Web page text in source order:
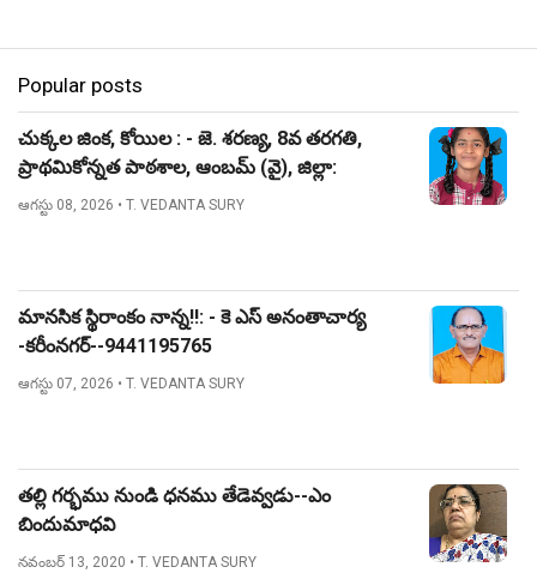
Popular posts
చుక్కల జింక, కోయిల : - జె. శరణ్య, 8వ తరగతి,
ప్రాథమికోన్నత పాఠశాల, ఆంబమ్ (వై), జిల్లా:
నిజామాబాద్.
ఆగస్టు 08, 2026 • T. VEDANTA SURY
మానసిక స్థిరాంకం నాన్న!!: - కె ఎస్ అనంతాచార్య
-కరీంనగర్--9441195765
ఆగస్టు 07, 2026 • T. VEDANTA SURY
తల్లి గర్భము నుండి ధనము తేడెవ్వడు--ఎం
బిందుమాధవి
నవంబర్ 13, 2020 • T. VEDANTA SURY